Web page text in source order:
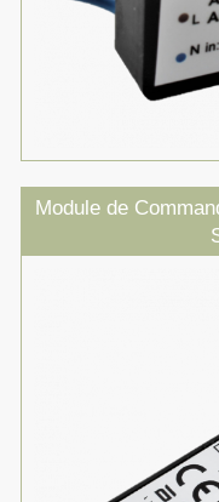
Module de